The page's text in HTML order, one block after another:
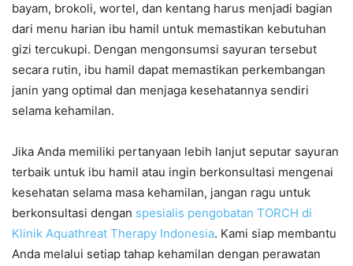
bayam, brokoli, wortel, dan kentang harus menjadi bagian
dari menu harian ibu hamil untuk memastikan kebutuhan
gizi tercukupi. Dengan mengonsumsi sayuran tersebut
secara rutin, ibu hamil dapat memastikan perkembangan
janin yang optimal dan menjaga kesehatannya sendiri
selama kehamilan.
Jika Anda memiliki pertanyaan lebih lanjut seputar sayuran
terbaik untuk ibu hamil atau ingin berkonsultasi mengenai
kesehatan selama masa kehamilan, jangan ragu untuk
berkonsultasi dengan spesialis pengobatan TORCH di
Klinik Aquathreat Therapy Indonesia. Kami siap membantu
Anda melalui setiap tahap kehamilan dengan perawatan